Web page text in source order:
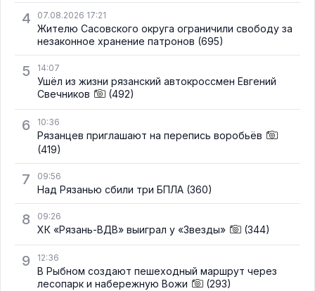
4 07.08.2026 17:21
Жителю Сасовского округа ограничили свободу за
незаконное хранение патронов (695)
5 14:07
Ушёл из жизни рязанский автокроссмен Евгений
Свечников
(492)
6 10:36
Рязанцев приглашают на перепись воробьёв
(419)
7 09:56
Над Рязанью сбили три БПЛА (360)
8 09:26
ХК «Рязань-ВДВ» выиграл у «Звезды» (344)
9 12:36
В Рыбном создают пешеходный маршрут через
лесопарк и набережную Вожи
(293)